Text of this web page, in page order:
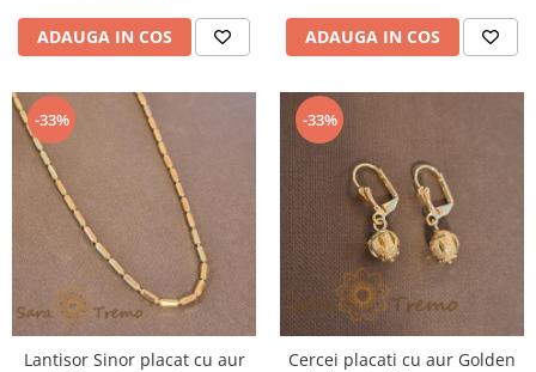
ADAUGA IN COS ADAUGA IN COS
-33%
Lantisor Sinor placat cu aur
-33%
Cercei placati cu aur Golden